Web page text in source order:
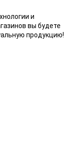
и
вы будете
продукцию!